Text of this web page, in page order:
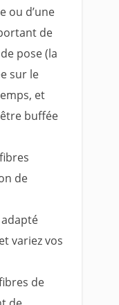
ou d’une
de
pose (la
sur le
et
buffée
de
variez vos
de